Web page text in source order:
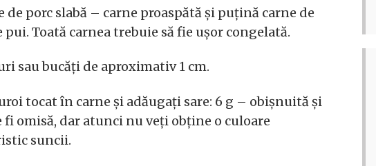
porc slabă – carne proaspătă și puțină carne de
Toată carnea trebuie să fie ușor congelată.
sau bucăți de aproximativ 1 cm.
tocat în carne și adăugați sare: 6 g – obișnuită și
omisă, dar atunci nu veți obține o culoare
suncii.